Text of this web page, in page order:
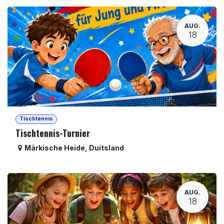
AUG.
18
Tischtennis
Tischtennis-Turnier
Märkische Heide Duitsland
AUG.
18